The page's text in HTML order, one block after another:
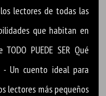
lectores de todas las
que habitan en
PUEDE SER Qué
Un cuento ideal para
lectores más pequeños